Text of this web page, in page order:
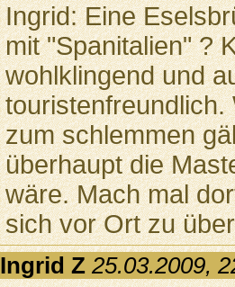
Ingrid: Eine
mit "Spanitalien" ?
wohlklingend und
zum schlemmen
überhaupt die
wäre. Mach mal
sich vor Ort zu
Ingrid Z 25.03.2009,